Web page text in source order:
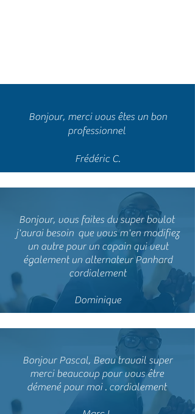
Bonjour, merci vous êtes un bon
professionnel
Frédéric C.
Bonjour, vous faites du super boulot
j'aurai besoin que vous m'en modifiez
un autre pour un copain qui veut
également un alternateur Panhard
cordialement
Dominique
Bonjour Pascal, Beau travail super
merci beaucoup pour vous être
démené pour moi . cordialement